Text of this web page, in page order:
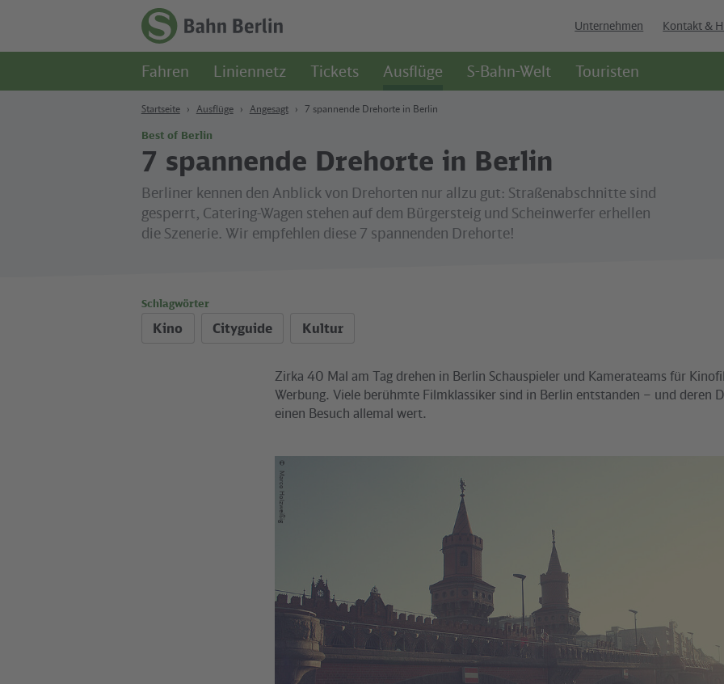
Zur
Startseite
-
S-
Bahn
Unternehmen Kontakt &
Fahren Liniennetz Tickets Ausflüge S-Bahn-Welt Touristen
Startseite Ausflüge Angesagt 7 spannende Drehorte in Berlin
Best of Berlin
7 spannende Drehorte in Berlin
Berliner kennen den Anblick von Drehorten nur allzu gut: Straßenabschnitte sind
gesperrt, Catering-Wagen stehen auf dem Bürgersteig und Scheinwerfer erhellen
die Szenerie. Wir empfehlen diese 7 spannenden Drehorte!
Schlagwörter
Kino Cityguide Kultur
Zirka 40 Mal am Tag drehen in Berlin Schauspieler und Kamerateams für
Werbung. Viele berühmte Filmklassiker sind in Berlin entstanden – und deren
einen Besuch allemal wert.
©
Marco Holzweißig